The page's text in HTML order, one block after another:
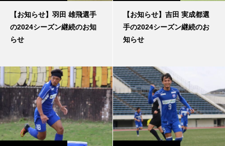
【お知らせ】羽田 雄飛選手
の2024シーズン継続のお知
らせ
【お知らせ】吉田 実成都選
手の2024シーズン継続のお
知らせ